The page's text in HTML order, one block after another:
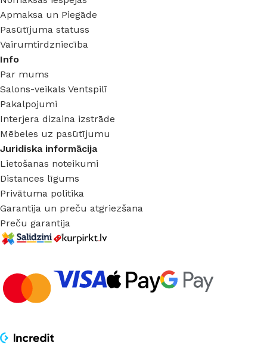
Apmaksa un Piegāde
Pasūtījuma statuss
Vairumtirdzniecība
Info
Par mums
Salons-veikals Ventspilī
Pakalpojumi
Interjera dizaina izstrāde
Mēbeles uz pasūtījumu
Juridiska informācija
Lietošanas noteikumi
Distances līgums
Privātuma politika
Garantija un preču atgriezšana
Preču garantija